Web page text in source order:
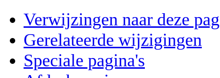
Verwijzingen naar deze
Gerelateerde wijzigingen
Speciale pagina's